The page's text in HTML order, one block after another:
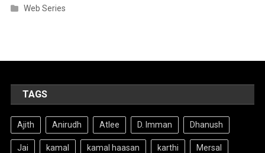
Web Series
TAGS
Ajith Anirudh Atlee D. Imman Dhanush
Jai kamal kamal haasan karthi Mersal